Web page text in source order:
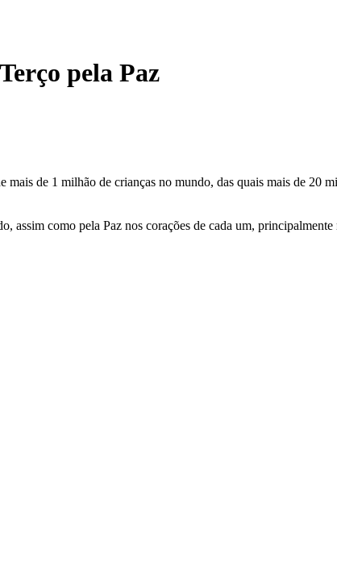
pela Paz
de 1 milhão de crianças no mundo, das quais mais de 20
como pela Paz nos corações de cada um, principalmente